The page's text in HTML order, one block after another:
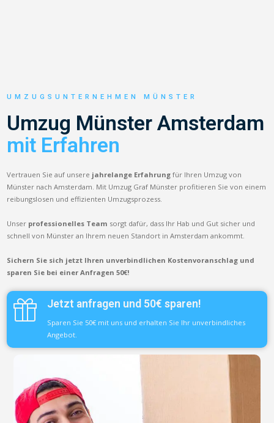
UMZUGSUNTERNEHMEN MÜNSTER
Umzug Münster Amsterdam
mit Erfahren
Vertrauen Sie auf unsere jahrelange Erfahrung für Ihren Umzug von
Münster nach Amsterdam. Mit Umzug Graf Münster profitieren Sie von einem
reibungslosen und effizienten Umzugsprozess.
Unser professionelles Team sorgt dafür, dass Ihr Hab und Gut sicher und
schnell von Münster an Ihrem neuen Standort in Amsterdam ankommt.
Sichern Sie sich jetzt Ihren unverbindlichen Kostenvoranschlag und
sparen Sie bei einer Anfragen 50€!
Jetzt anfragen und 50€ sparen!
Sparen Sie 50€ mit uns und erhalten Sie Ihr unverbindliches
Angebot.